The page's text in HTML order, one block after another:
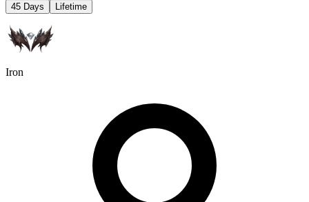
45 Days Lifetime
Iron